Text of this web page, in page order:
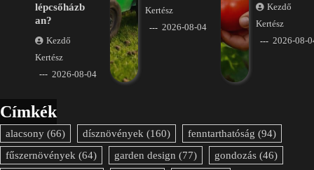
lépcsőházb
an?
Kezdő
Kertész
2026-08-04
Kertész
2026-08-04
Kezdő
Kertész
2026-08-
Címkék
alacsony (66) dísznövények (160) fenntarthatóság (94)
fűszernövények (64) garden design (77) gondozás (46)